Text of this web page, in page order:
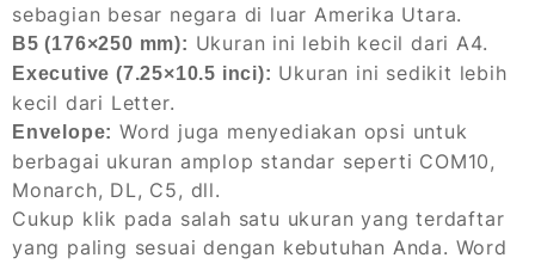
sebagian besar negara di luar Amerika Utara.
B5 (176×250 mm): Ukuran ini lebih kecil dari A4.
Executive (7.25×10.5 inci): Ukuran ini sedikit lebih
kecil dari Letter.
Envelope: Word juga menyediakan opsi untuk
berbagai ukuran amplop standar seperti COM10,
Monarch, DL, C5, dll.
Cukup klik pada salah satu ukuran yang terdaftar
yang paling sesuai dengan kebutuhan Anda. Word